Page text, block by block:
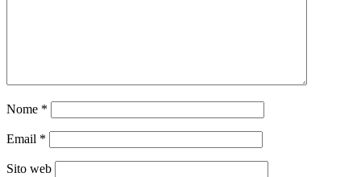
Nome *
Email *
Sito web